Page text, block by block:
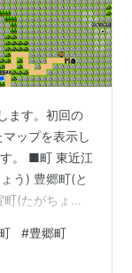
ます。初回の
ップを表示し
。 ■町 東近江
う) 豊郷町(と
(たがちょう)
(おいけだけ)
) ■河川 愛知
#豊郷町